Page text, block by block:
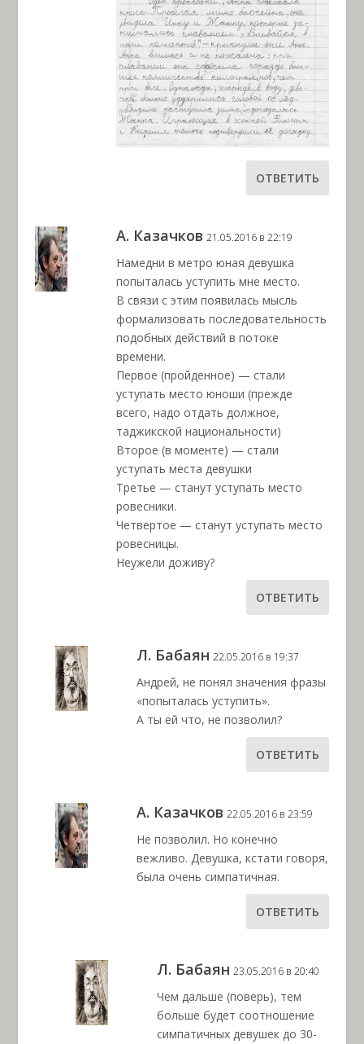
ОТВЕТИТЬ
А. Казачков 21.05.2016 в 22:19
Намедни в метро юная девушка
попыталась уступить мне место.
В связи с этим появилась мысль
формализовать последовательность
подобных действий в потоке
времени.
Первое (пройденное) — стали
уступать место юноши (прежде
всего, надо отдать должное,
таджикской национальности)
Второе (в моменте) — стали
уступать места девушки
Третье — станут уступать место
ровесники.
Четвертое — станут уступать место
ровесницы.
Неужели доживу?
ОТВЕТИТЬ
Л. Бабаян 22.05.2016 в 19:37
Андрей, не понял значения фразы
«попыталась уступить».
А ты ей что, не позволил?
ОТВЕТИТЬ
А. Казачков 22.05.2016 в 23:59
Не позволил. Но конечно
вежливо. Девушка, кстати говоря,
была очень симпатичная.
ОТВЕТИТЬ
Л. Бабаян 23.05.2016 в 20:40
Чем дальше (поверь), тем
больше будет соотношение
симпатичных девушек до 30-